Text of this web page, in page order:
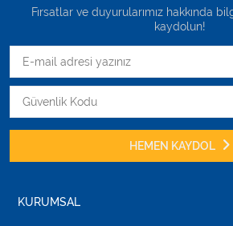
Fırsatlar ve duyurularımız hakkında
kaydolun!
HEMEN KAYDOL
KURUMSAL